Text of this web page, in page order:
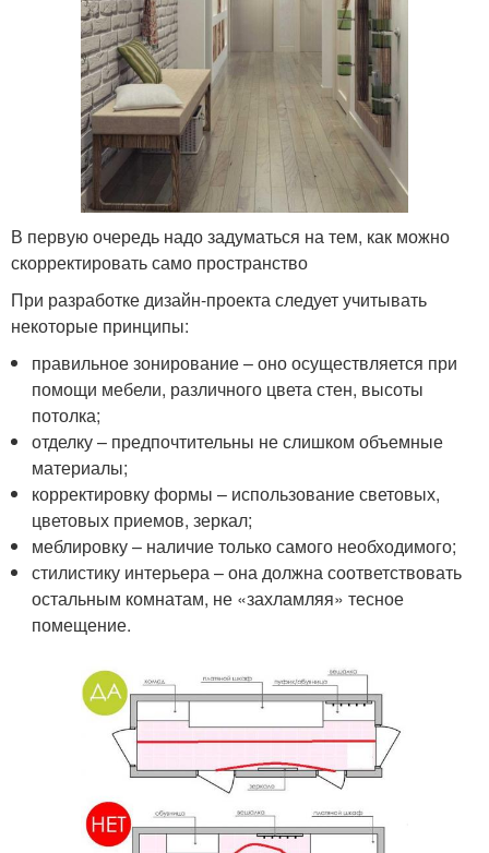
В первую очередь надо задуматься на тем, как можно
скорректировать само пространство
При разработке дизайн-проекта следует учитывать
некоторые принципы:
правильное зонирование – оно осуществляется при
помощи мебели, различного цвета стен, высоты
потолка;
отделку – предпочтительны не слишком объемные
материалы;
корректировку формы – использование световых,
цветовых приемов, зеркал;
меблировку – наличие только самого необходимого;
стилистику интерьера – она должна соответствовать
остальным комнатам, не «захламляя» тесное
помещение.